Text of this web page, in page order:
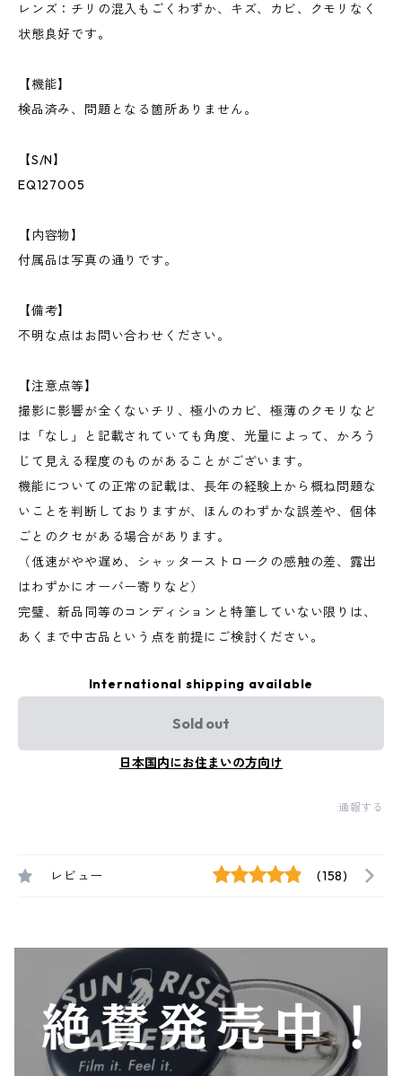
レンズ：チリの混入もごくわずか、キズ、カビ、クモリなく
状態良好です。
【機能】
検品済み、問題となる箇所ありません。
【S/N】
EQ127005
【内容物】
付属品は写真の通りです。
【備考】
不明な点はお問い合わせください。
【注意点等】
撮影に影響が全くないチリ、極小のカビ、極薄のクモリなど
は「なし」と記載されていても角度、光量によって、かろう
じて見える程度のものがあることがございます。
機能についての正常の記載は、長年の経験上から概ね問題な
いことを判断しておりますが、ほんのわずかな誤差や、個体
ごとのクセがある場合があります。
（低速がやや遅め、シャッターストロークの感触の差、露出
はわずかにオーバー寄りなど）
完璧、新品同等のコンディションと特筆していない限りは、
あくまで中古品という点を前提にご検討ください。
International shipping available
Sold out
日本国内にお住まいの方向け
通報する
レビュー (158)